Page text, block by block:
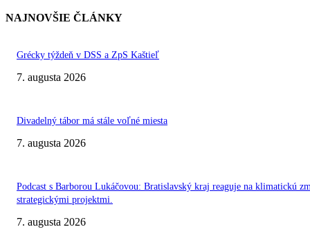
NAJNOVŠIE ČLÁNKY
Grécky týždeň v DSS a ZpS Kaštieľ
7. augusta 2026
Divadelný tábor má stále voľné miesta
7. augusta 2026
Podcast s Barborou Lukáčovou: Bratislavský kraj reaguje na klimatickú
strategickými projektmi.
7. augusta 2026